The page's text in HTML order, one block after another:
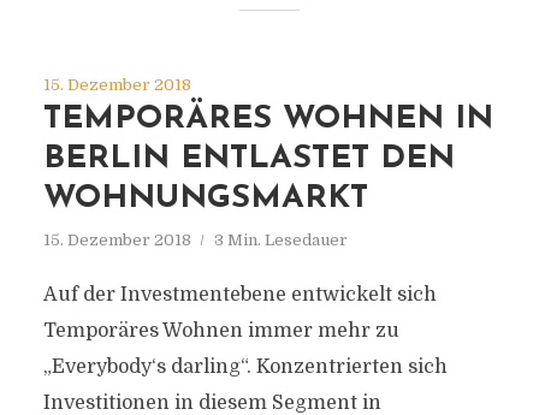
15. Dezember 2018
TEMPORÄRES WOHNEN IN
BERLIN ENTLASTET DEN
WOHNUNGSMARKT
15. Dezember 2018 3 Min. Lesedauer
Auf der Investmentebene entwickelt sich
Temporäres Wohnen immer mehr zu
„Everybody‘s darling“. Konzentrierten sich
Investitionen in diesem Segment in